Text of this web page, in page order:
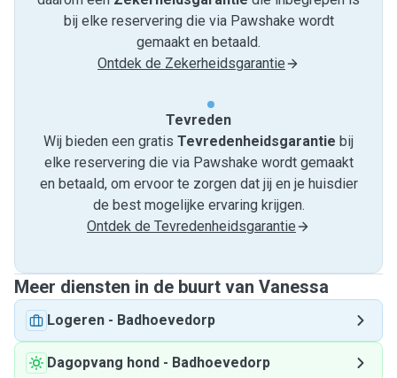
bij elke reservering die via Pawshake wordt
gemaakt en betaald.
Ontdek de Zekerheidsgarantie
Tevreden
Wij bieden een gratis Tevredenheids­garantie bij
elke reservering die via Pawshake wordt gemaakt
en betaald, om ervoor te zorgen dat jij en je huisdier
de best mogelijke ervaring krijgen.
Ontdek de Tevredenheidsgarantie
Meer diensten in de buurt van Vanessa
Logeren - Badhoevedorp
Dagopvang hond - Badhoevedorp